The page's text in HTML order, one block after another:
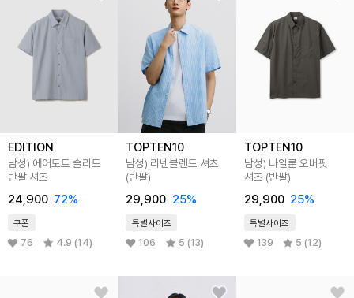
EDITION
남성) 에어도트 솔리드
반팔 셔츠
24,900 72%
쿠폰
76 4.9 (14)
TOPTEN10
남성) 리넨블렌드 셔츠
(반팔)
29,900 25%
특별사이즈
106 5 (13)
TOPTEN10
남성) 나일론 오버핏
셔츠 (반팔)
29,900 25%
특별사이즈
139 5 (12)